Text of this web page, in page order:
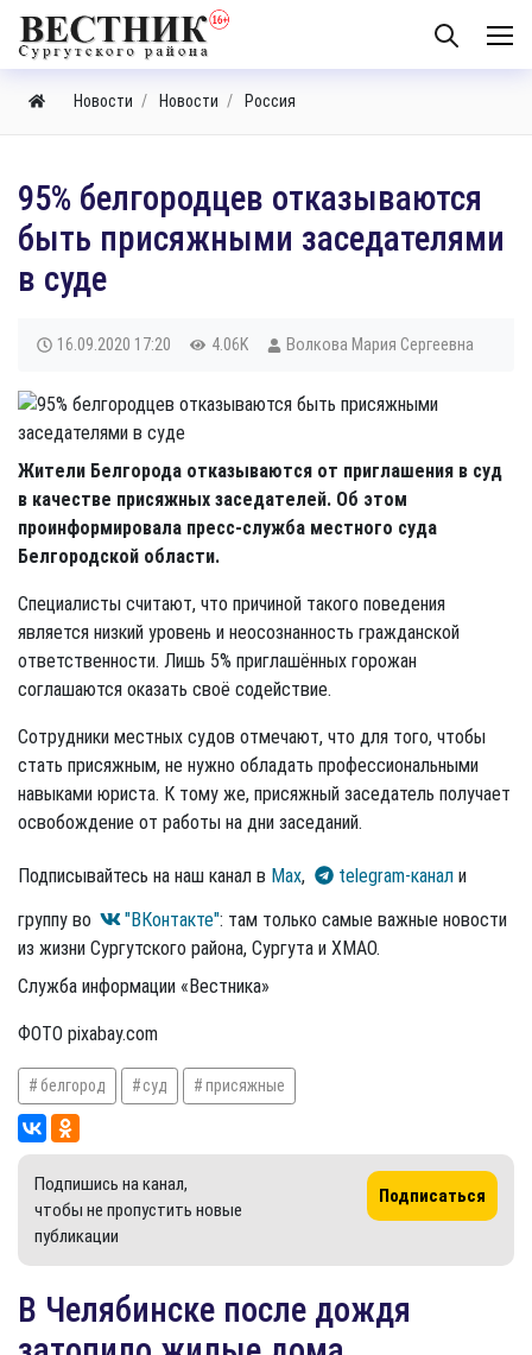
Новости Новости Россия
95% белгородцев отказываются
быть присяжными заседателями
в суде
16.09.2020 17:20 4.06K Волкова Мария Сергеевна
Жители Белгорода отказываются от приглашения в суд
в качестве присяжных заседателей. Об этом
проинформировала пресс-служба местного суда
Белгородской области.
Специалисты считают, что причиной такого поведения
является низкий уровень и неосознанность гражданской
ответственности. Лишь 5% приглашённых горожан
соглашаются оказать своё содействие.
Сотрудники местных судов отмечают, что для того, чтобы
стать присяжным, не нужно обладать профессиональными
навыками юриста. К тому же, присяжный заседатель получает
освобождение от работы на дни заседаний.
Подписывайтесь на наш канал в Max, telegram-канал и
группу во
"ВКонтакте": там только самые важные новости
из жизни Сургутского района, Сургута и ХМАО.
Служба информации «Вестника»
ФОТО pixabay.com
белгород суд присяжные
Подпишись на канал,
чтобы не пропустить новые
публикации
Подписаться
В Челябинске после дождя